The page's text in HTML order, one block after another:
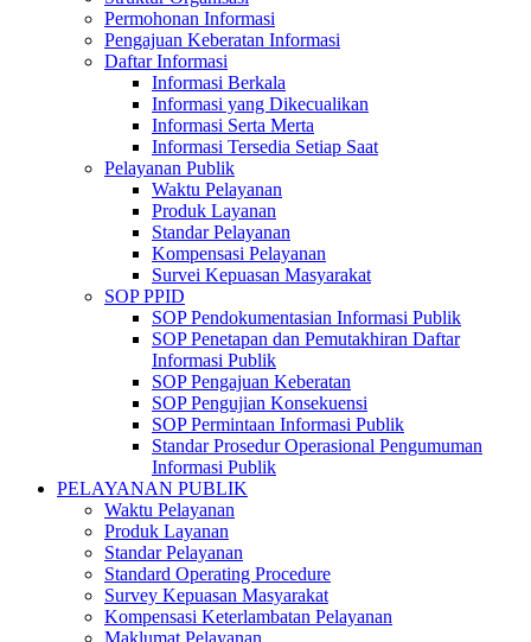
Permohonan Informasi
Pengajuan Keberatan Informasi
Daftar Informasi
Informasi Berkala
Informasi yang Dikecualikan
Informasi Serta Merta
Informasi Tersedia Setiap Saat
Pelayanan Publik
Waktu Pelayanan
Produk Layanan
Standar Pelayanan
Kompensasi Pelayanan
Survei Kepuasan Masyarakat
SOP PPID
SOP Pendokumentasian Informasi Publik
SOP Penetapan dan Pemutakhiran Daftar
Informasi Publik
SOP Pengajuan Keberatan
SOP Pengujian Konsekuensi
SOP Permintaan Informasi Publik
Standar Prosedur Operasional Pengumuman
Informasi Publik
PELAYANAN PUBLIK
Waktu Pelayanan
Produk Layanan
Standar Pelayanan
Standard Operating Procedure
Survey Kepuasan Masyarakat
Kompensasi Keterlambatan Pelayanan
Maklumat Pelayanan